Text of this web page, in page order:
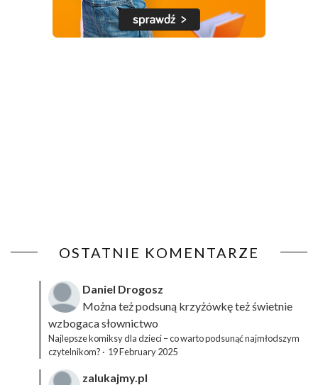
OSTATNIE KOMENTARZE
Daniel Drogosz
Można też podsuną krzyżówkęteż świetnie
wzbogaca słownictwo
Najlepsze komiksy dla dzieci – co warto podsunąć najmłodszym
czytelnikom? · 19 February 2025
zalukajmy.pl